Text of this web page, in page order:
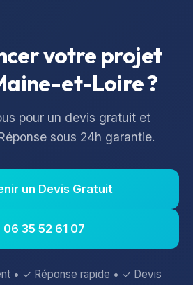
votre projet
et-Loire?
pour un devis gratuit et
sous 24h garantie.
un Devis Gratuit
06 35 52 61 07
• ✓ Réponse rapide • ✓ Devis